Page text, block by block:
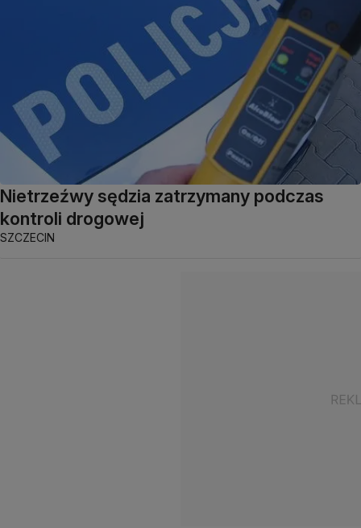
Nietrzeźwy sędzia zatrzymany podczas
kontroli drogowej
SZCZECIN